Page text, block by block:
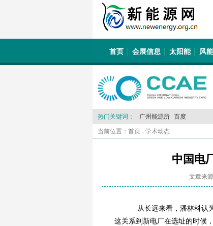
首页 会展信息 太阳能 风能
热门关键词： 广州能源所 百度
当前位置： 首页 - 学术动态
中国电
文章来源
从长远来看，潘林科认
这关系到新电厂在选址的时候